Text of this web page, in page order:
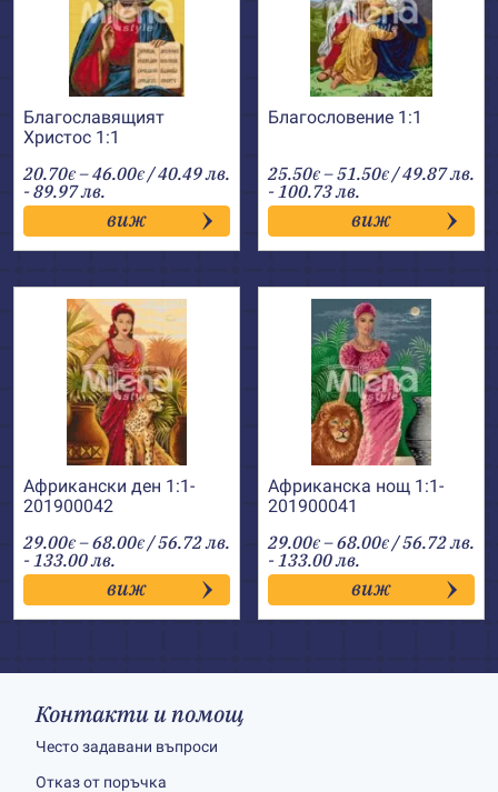
Благославящият
Христос 1:1
20.70€ –46.00€Price
range:
20.70€
through
46.00€
/ 40.49 лв.
- 89.97 лв.
виж
Благословение 1:1
25.50€ –51.50€Price
range:
25.50€
through
51.50€
/ 49.87 лв.
- 100.73 лв.
виж
Африкански ден 1:1-
201900042
29.00€ –68.00€Price
range:
29.00€
through
68.00€
/ 56.72 лв.
- 133.00 лв.
виж
Африканска нощ 1:1-
201900041
29.00€ –68.00€Price
range:
29.00€
through
68.00€
/ 56.72 лв.
- 133.00 лв.
виж
Контакти и помощ
Често задавани въпроси
Отказ от поръчка